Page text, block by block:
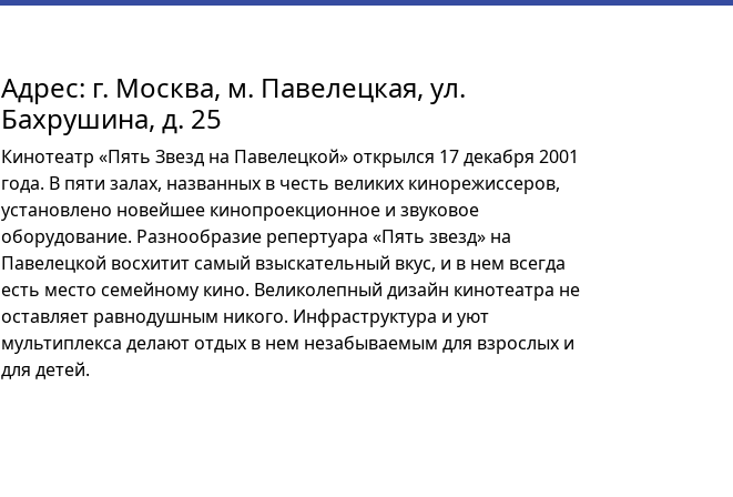
Адрес: г. Москва, м. Павелецкая, ул.
Бахрушина, д. 25
Кинотеатр «Пять Звезд на Павелецкой» открылся 17 декабря 2001
года. В пяти залах, названных в честь великих кинорежиссеров,
установлено новейшее кинопроекционное и звуковое
оборудование. Разнообразие репертуара «Пять звезд» на
Павелецкой восхитит самый взыскательный вкус, и в нем всегда
есть место семейному кино. Великолепный дизайн кинотеатра не
оставляет равнодушным никого. Инфраструктура и уют
мультиплекса делают отдых в нем незабываемым для взрослых и
для детей.